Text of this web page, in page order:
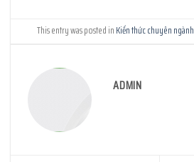
This entry was posted inKiến thức chuyên ngành
ADMIN